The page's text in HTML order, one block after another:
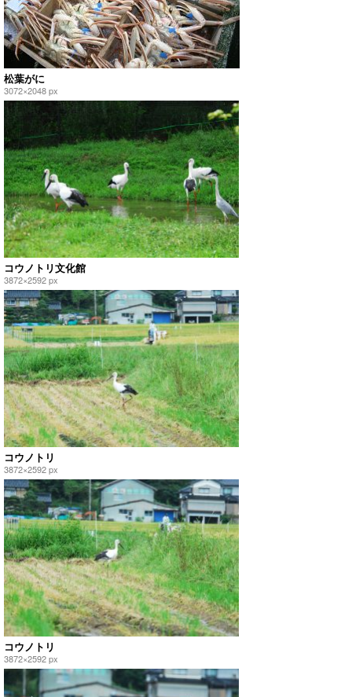
松葉がに
3072×2048 px
コウノトリ文化館
3872×2592 px
コウノトリ
3872×2592 px
コウノトリ
3872×2592 px